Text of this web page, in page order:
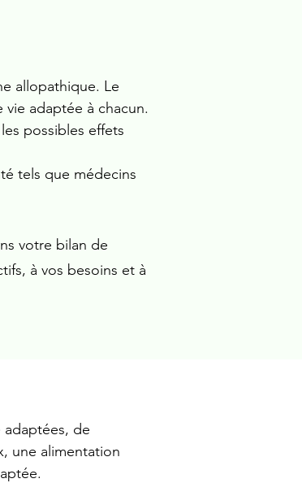
allopathique. Le
adaptée à chacun.
possibles effets
tels que médecins
votre bilan de
à vos besoins et à
adaptées, de
une alimentation